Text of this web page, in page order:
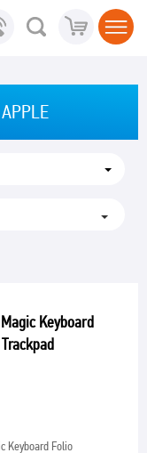
Keyboard
Keyboard Folio